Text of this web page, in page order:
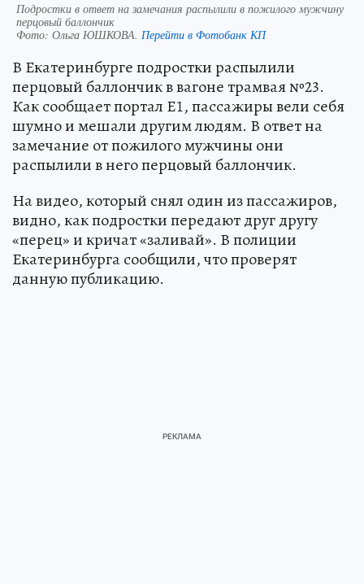
Подростки в ответ на замечания распылили в пожилого мужчину
перцовый баллончик
Фото: Ольга ЮШКОВА. Перейти в Фотобанк КП
В Екатеринбурге подростки распылили
перцовый баллончик в вагоне трамвая №23.
Как сообщает портал Е1, пассажиры вели себя
шумно и мешали другим людям. В ответ на
замечание от пожилого мужчины они
распылили в него перцовый баллончик.
На видео, который снял один из пассажиров,
видно, как подростки передают друг другу
«перец» и кричат «заливай». В полиции
Екатеринбурга сообщили, что проверят
данную публикацию.